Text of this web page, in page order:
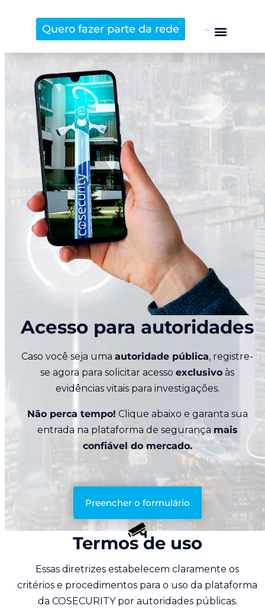
Quero fazer parte da rede
Acesso para autoridades
Caso você seja uma autoridade pública, registre-
se agora para solicitar acesso exclusivo às
evidências vitais para investigações.
Não perca tempo! Clique abaixo e garanta sua
entrada na plataforma de segurança mais
confiável do mercado.
Preencher o formulário
Termos de uso
Essas diretrizes estabelecem claramente os
critérios e procedimentos para o uso da plataforma
da COSECURITY por autoridades públicas.